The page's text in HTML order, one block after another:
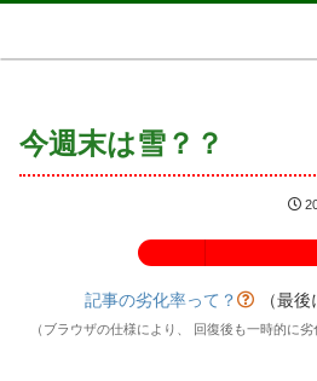
今週末は雪？？
記事の劣化率って？ （最
（ブラウザの仕様により、 回復後も一時的に